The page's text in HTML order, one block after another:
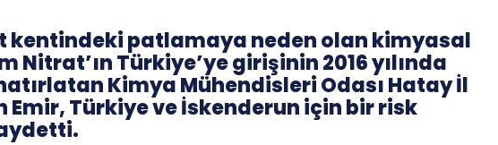
kentindeki patlamaya neden olan kimyasal
Nitrat’ın Türkiye’ye girişinin 2016 yılında
Kimya Mühendisleri Odası Hatay İl
Emir, Türkiye ve İskenderun için bir risk